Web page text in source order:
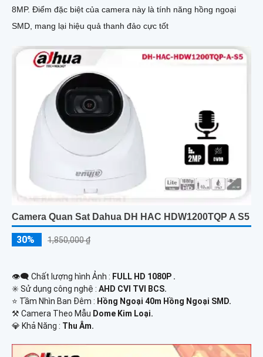
8MP. Điểm đặc biệt của camera này là tính năng hồng ngoại
SMD, mang lại hiệu quả thanh đảo cực tốt
Camera Quan Sat Dahua DH HAC HDW1200TQP A S5
30% 1,850,000 ₫
👁️‍🗨 Chất lượng hình Ảnh : FULL HD 1080P .
✳️ Sử dụng công nghệ : AHD CVI TVI BCS.
⭐ Tầm Nhìn Ban Đêm : Hồng Ngoại 40m Hồng Ngoại SMD.
⚒ Camera Theo Mẫu Dome Kim Loại.
️💎 Khả Năng : Thu Âm.